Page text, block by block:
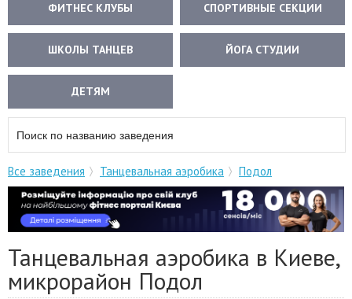
ФИТНЕС КЛУБЫ СПОРТИВНЫЕ СЕКЦИИ
ШКОЛЫ ТАНЦЕВ ЙОГА СТУДИИ
ДЕТЯМ
Все заведения Танцевальная аэробика Подол
Танцевальная аэробика в Киеве,
микрорайон Подол